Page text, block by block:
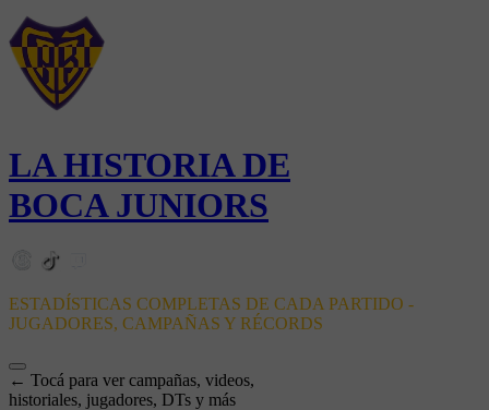
LA HISTORIA DE
BOCA JUNIORS
ESTADÍSTICAS COMPLETAS DE CADA PARTIDO -
JUGADORES, CAMPAÑAS Y RÉCORDS
← Tocá para ver campañas, videos,
historiales, jugadores, DTs y más